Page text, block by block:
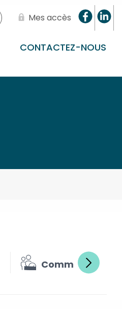
Mes accès
CONTACTEZ-NOUS
Commissariat